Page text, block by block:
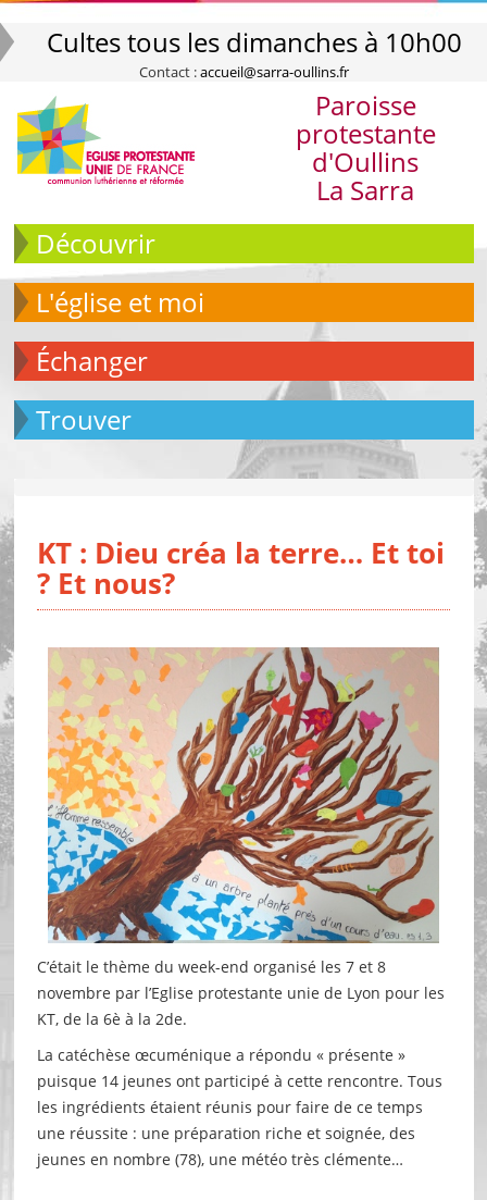
Cultes tous les dimanches à 10h00
Contact :accueil@sarra-oullins.fr
Paroisse
protestante
d'Oullins
La Sarra
Découvrir
L'église et moi
échanger
Trouver
KT : Dieu créa la terre… Et toi
? Et nous?
C’était le thème du week-end organisé les 7 et 8
novembre par l’Eglise protestante unie de Lyon pour les
KT, de la 6è à la 2de.
La catéchèse œcuménique a répondu « présente »
puisque 14 jeunes ont participé à cette rencontre. Tous
les ingrédients étaient réunis pour faire de ce temps
une réussite : une préparation riche et soignée, des
jeunes en nombre (78), une météo très clémente…